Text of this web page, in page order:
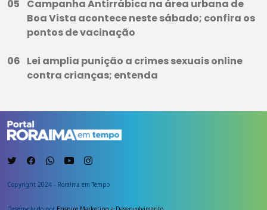
Campanha Antirrábica na área urbana de
Boa Vista acontece neste sábado; confira os
pontos de vacinação
Lei amplia punição a crimes sexuais online
contra crianças; entenda
Copyright 2024 - Roraima em Tempo